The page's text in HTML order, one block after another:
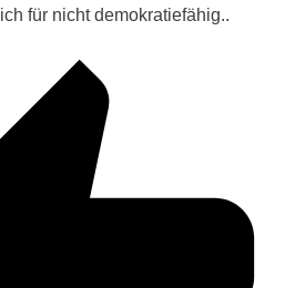
für nicht demokratiefähig..